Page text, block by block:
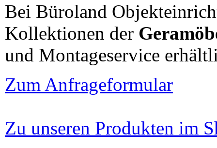
Bei Büroland
Kollektionen der
und Montageservice
Zum Anfrageformular
Zu unseren Produkten im